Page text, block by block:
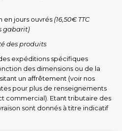
en jours ouvrés (16,50€ TTC
gabarit)
des produits
expéditions spécifiques
des dimensions ou de la
un affrêtement (voir nos
pour plus de renseignements
commercial). Etant tributaire des
sont donnés à titre indicatif